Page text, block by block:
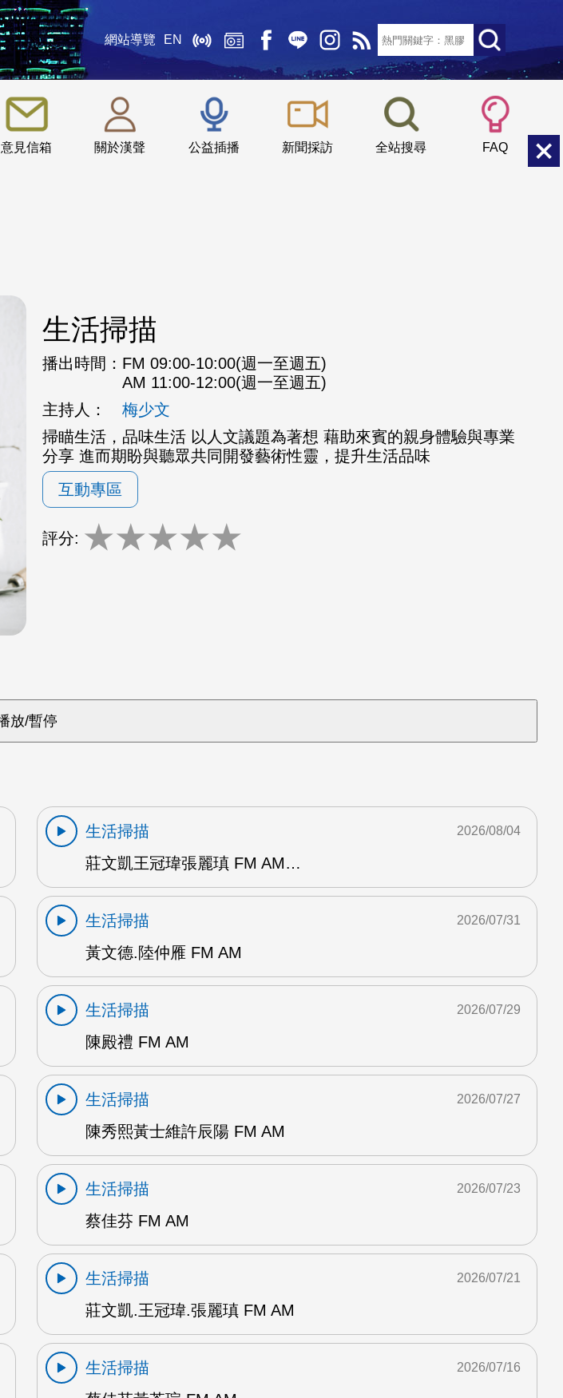
網站導覽 EN
意見信箱 關於漢聲 公益插播 新聞採訪 全站搜尋 FAQ
::: 小 中
生活掃描
播出時間： FM 09:00-10:00(週一至週五)
AM 11:00-12:00(週一至週五)
主持人：
梅少文
掃瞄生活，品味生活 以人文議題為著想 藉助來賓的親身體驗與專業
分享 進而期盼與聽眾共同開發藝術性靈，提升生活品味
互動專區
評分: ★★★★★
生活掃描
莊文凱王冠瑋張麗瑱 FM AM…
2026/08/04
生活掃描
黃文德.陸仲雁 FM AM
2026/07/31
生活掃描
陳殿禮 FM AM
2026/07/29
生活掃描
陳秀熙黃士維許辰陽 FM AM
2026/07/27
生活掃描
蔡佳芬 FM AM
2026/07/23
生活掃描
莊文凱.王冠瑋.張麗瑱 FM AM
2026/07/21
生活掃描
2026/07/16